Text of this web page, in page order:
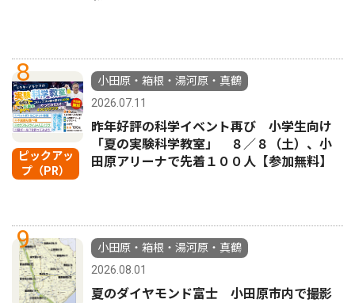
8
ピックアッ
プ（PR）
小田原・箱根・湯河原・真鶴
2026.07.11
昨年好評の科学イベント再び 小学生向け
「夏の実験科学教室」 ８／８（土）、小
田原アリーナで先着１００人【参加無料】
9
小田原・箱根・湯河原・真鶴
2026.08.01
夏のダイヤモンド富士 小田原市内で撮影